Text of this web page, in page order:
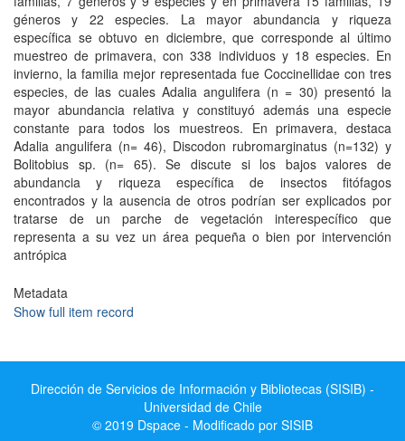
géneros y 22 especies. La mayor abundancia y riqueza
específica se obtuvo en diciembre, que corresponde al último
muestreo de primavera, con 338 individuos y 18 especies. En
invierno, la familia mejor representada fue Coccinellidae con tres
especies, de las cuales Adalia angulifera (n = 30) presentó la
mayor abundancia relativa y constituyó además una especie
constante para todos los muestreos. En primavera, destaca
Adalia angulifera (n= 46), Discodon rubromarginatus (n=132) y
Bolitobius sp. (n= 65). Se discute si los bajos valores de
abundancia y riqueza específica de insectos fitófagos
encontrados y la ausencia de otros podrían ser explicados por
tratarse de un parche de vegetación interespecífico que
representa a su vez un área pequeña o bien por intervención
antrópica
Metadata
Show full item record
Dirección de Servicios de Información y Bibliotecas (SISIB) -
Universidad de Chile
© 2019 Dspace - Modificado por SISIB